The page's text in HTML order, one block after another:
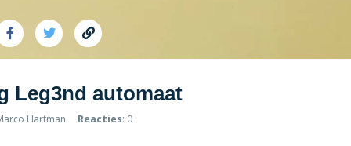
Leg3nd automaat
Hartman Reacties: 0